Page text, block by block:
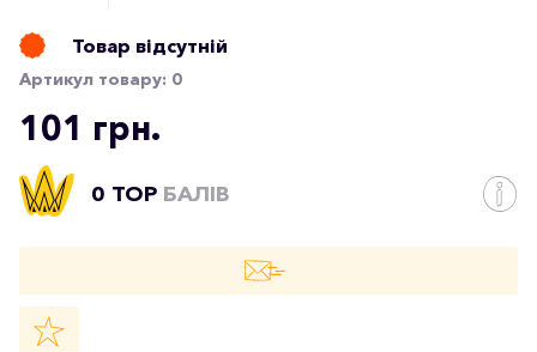
Товар відсутній
Артикул товару: 0
101 грн.
0 TOP БАЛІВ